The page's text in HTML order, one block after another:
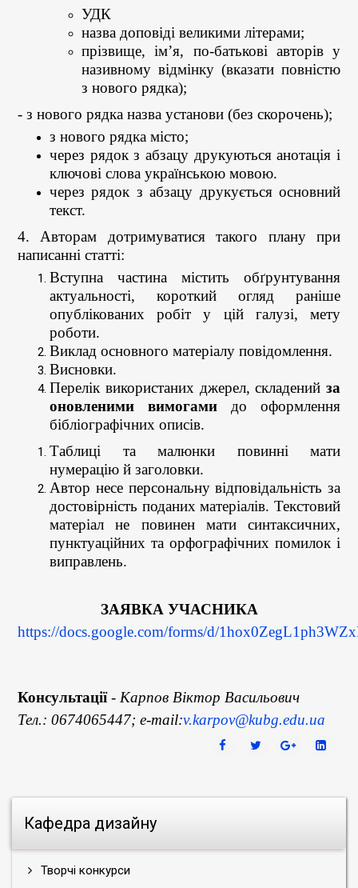
Кафедра дизайну
Творчі конкурси
УДК
назва доповіді великими літерами;
прізвище, ім’я, по-батькові авторів у
називному відмінку (вказати повністю
з нового рядка);
- з нового рядка назва установи (без скорочень);
з нового рядка місто;
через рядок з абзацу друкуються анотація і
ключові слова українською мовою.
через рядок з абзацу друкується основний
текст.
4. Авторам дотримуватися такого плану при
написанні статті:
Вступна частина містить обґрунтування
актуальності, короткий огляд раніше
опублікованих робіт у цій галузі, мету
роботи.
Виклад основного матеріалу повідомлення.
Висновки.
Перелік використаних джерел, складений за
оновленими вимогами до оформлення
бібліографічних описів.
Таблиці та малюнки повинні мати
нумерацію й заголовки.
Автор несе персональну відповідальність за
достовірність поданих матеріалів. Текстовий
матеріал не повинен мати синтаксичних,
пунктуаційних та орфографічних помилок і
виправлень.
ЗАЯВКА УЧАСНИКА
https://docs.google.com/forms/d/
Консультації- Карпов Віктор Васильович
Тел.: 0674065447; e-mail:v.karpov@kubg.edu.ua